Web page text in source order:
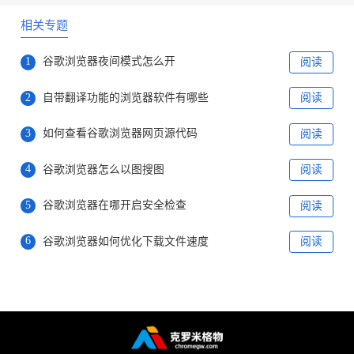
相关专题
1 谷歌浏览器夜间模式怎么开 阅读
2 自带翻译功能的浏览器软件有哪些 阅读
3 如何查看谷歌浏览器网页源代码 阅读
4 谷歌浏览器怎么以图搜图 阅读
5 谷歌浏览器在哪开启安全检查 阅读
6 谷歌浏览器如何优化下载文件速度 阅读